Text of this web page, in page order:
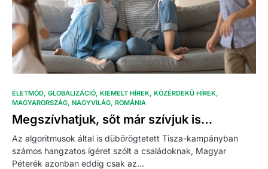
ÉLETMÓD GLOBALIZÁCIÓ KIEMELT HÍREK KÖZÉRDEKŰ HÍREK
MAGYARORSZÁG NAGYVILÁG ROMÁNIA
Megszívhatjuk, sőt már szívjuk is…
Az algoritmusok által is dübörögtetett Tisza-kampányban
számos hangzatos ígéret szólt a családoknak, Magyar
Péterék azonban eddig csak az…